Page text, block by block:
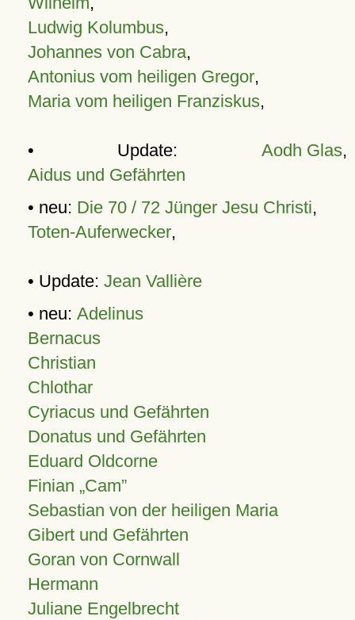
Ludwig Kolumbus,
Johannes von Cabra,
Antonius vom heiligen Gregor,
Maria vom heiligen Franziskus,
• Update: Aodh Glas,
Aidus und Gefährten
• neu: Die 70 / 72 Jünger Jesu Christi,
Toten-Auferwecker,
• Update: Jean Vallière
• neu: Adelinus
Bernacus
Christian
Chlothar
Cyriacus und Gefährten
Donatus und Gefährten
Eduard Oldcorne
Finian Cam
Sebastian von der heiligen Maria
Gibert und Gefährten
Goran von Cornwall
Hermann
Juliane Engelbrecht